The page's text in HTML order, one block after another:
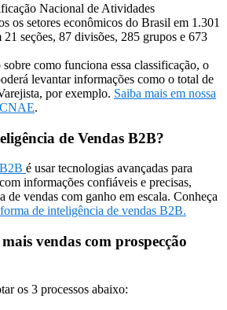
Nacional de Atividades
os setores econômicos do Brasil em 1.301
21 seções, 87 divisões, 285 grupos e 673
como funciona essa classificação, o
levantar informações como o total de
por exemplo. Saiba mais em nossa
.
de Vendas B2B?
é usar tecnologias avançadas para
informações confiáveis e precisas,
de vendas com ganho em escala. Conheça
de inteligência de vendas B2B.
vendas com prospecção
os 3 processos abaixo: